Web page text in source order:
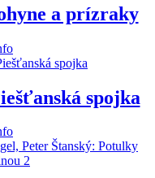
a prízraky
spojka